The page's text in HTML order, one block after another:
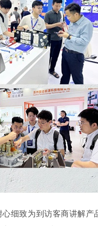
细致为到访客商讲解产